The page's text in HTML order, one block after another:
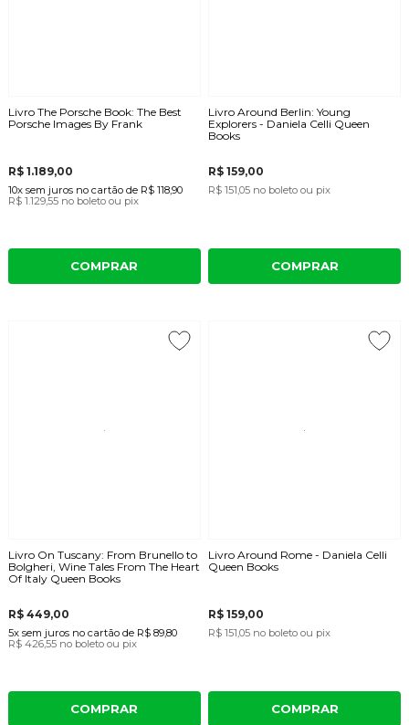
Livro The Porsche Book: The Best
Porsche Images By Frank
R$ 1.189,00
10x sem juros no cartãode R$ 118,90
R$ 1.129,55 no boleto ou pix
COMPRAR
Livro Around Berlin: Young
Explorers - Daniela Celli Queen
Books
R$ 159,00
R$ 151,05 no boleto ou pix
COMPRAR
Livro On Tuscany: From Brunello to
Bolgheri, Wine Tales From The Heart
Of Italy Queen Books
R$ 449,00
5x sem juros no cartãode R$ 89,80
R$ 426,55 no boleto ou pix
COMPRAR
Livro Around Rome - Daniela Celli
Queen Books
R$ 159,00
R$ 151,05 no boleto ou pix
COMPRAR